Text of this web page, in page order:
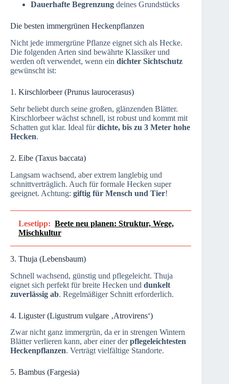
Dauerhafte Begrenzung deines Grundstücks
Die besten immergrünen Heckenpflanzen
Nicht jede immergrüne Pflanze eignet sich als Hecke.
Die folgenden Arten sind bewährte Klassiker und
werden oft verwendet, wenn ein dichter Sichtschutz
gewünscht ist:
1. Kirschlorbeer (Prunus laurocerasus)
Sehr beliebt durch seine großen, glänzenden Blätter.
Kirschlorbeer wächst schnell, ist robust und kommt mit
Schatten gut klar. Ideal fürdichte, bis zu 3 Meter hohe
Hecken.
2. Eibe (Taxus baccata)
Langsam wachsend, aber extrem langlebig und
schnittverträglich. Auch für formale Hecken super
geeignet. Achtung: giftig für Mensch und Tier!
Lesetipp: Beete neu planen: Struktur, Wege,
Mischkultur
3. Thuja (Lebensbaum)
Schnell wachsend, günstig und pflegeleicht. Thuja
eignet sich perfekt für breite Hecken und dunkelt
zuverlässig ab. Regelmäßiger Schnitt erforderlich.
4. Liguster (Ligustrum vulgare ‚Atrovirens‘)
Zwar nicht ganz immergrün, da er in strengen Wintern
Blätter verlieren kann, aber einer derpflegeleichtesten
Heckenpflanzen. Verträgt vielfältige Standorte.
5. Bambus (Fargesia)